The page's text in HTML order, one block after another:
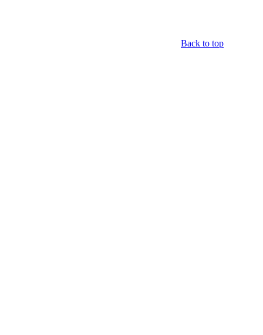
Back to top